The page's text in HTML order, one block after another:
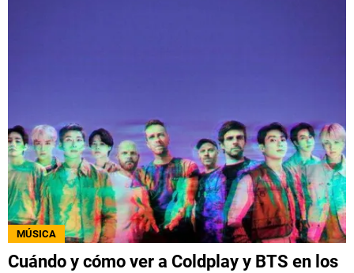
QUIENES SOMOS | STAFF | CONTACTO |
Escribe en Spoiler
MÚSICA
Cuándo y cómo ver a Coldplay y BTS en los